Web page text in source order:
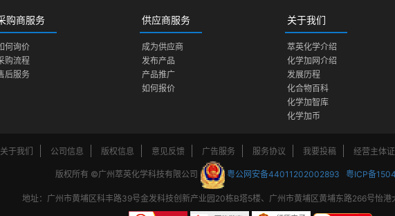
购商服务
何询价
购流程
后服务
供应商服务
成为供应商
发布产品
产品推广
如何报价
关于我们
萃英化学介绍
化学加网介绍
发展历程
化合物百科
化学加智库
化学加币
关于我们 公司信息 版权信息 意见反馈 广告服务 服务协议 我要投稿 经营主体
版权所有 ©广州萃英化学科技有限公司 粤公网安备44011202002893 粤ICP备
地址：广州市黄埔区科丰路39号金发科技创新产业园20栋B塔5楼、广州市黄埔区黄埔东路266号怡